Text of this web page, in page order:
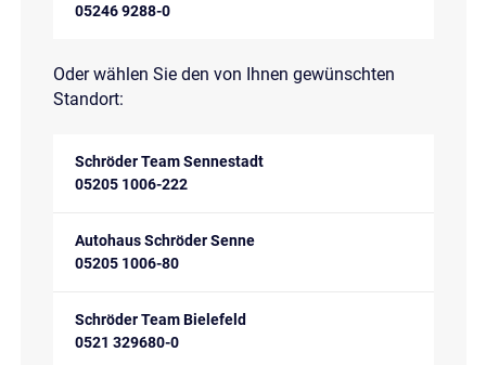
05246 9288-0
Oder wählen Sie den von Ihnen gewünschten
Standort:
Schröder Team Sennestadt
05205 1006-222
Autohaus Schröder Senne
05205 1006-80
Schröder Team Bielefeld
0521 329680-0